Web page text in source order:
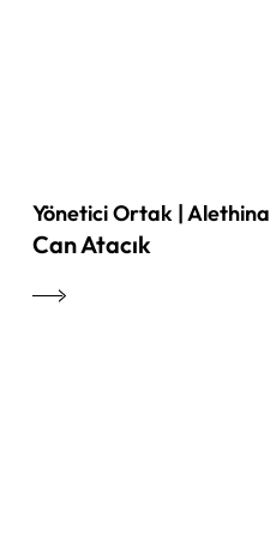
Yönetici Ortak |
Can Atacık